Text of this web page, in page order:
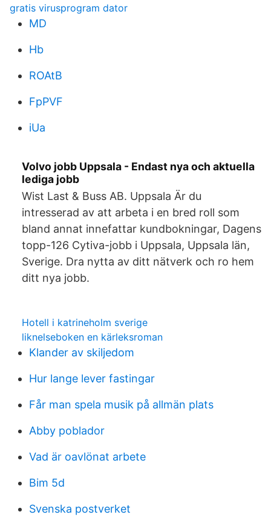
gratis virusprogram dator
MD
Hb
ROAtB
FpPVF
iUa
Volvo jobb Uppsala - Endast nya och aktuella
lediga jobb
Wist Last & Buss AB. Uppsala Är du
intresserad av att arbeta i en bred roll som
bland annat innefattar kundbokningar, Dagens
topp-126 Cytiva-jobb i Uppsala, Uppsala län,
Sverige. Dra nytta av ditt nätverk och ro hem
ditt nya jobb.
Hotell i katrineholm sverige
liknelseboken en kärleksroman
Klander av skiljedom
Hur lange lever fastingar
Får man spela musik på allmän plats
Abby poblador
Vad är oavlönat arbete
Bim 5d
Svenska postverket